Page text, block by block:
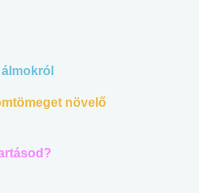
növelő